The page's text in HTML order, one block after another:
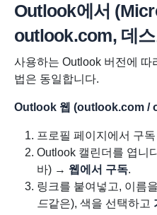
Outlook에서
outlook.com, 데
사용하는 Outlook 버전에 따
법은 동일합니다.
Outlook 웹 (outlook.com /
프로필 페이지에서 구
Outlook 캘린더를 엽니
바) → 웹에서 구독.
링크를 붙여넣고, 이름
드같은), 색을 선택하고